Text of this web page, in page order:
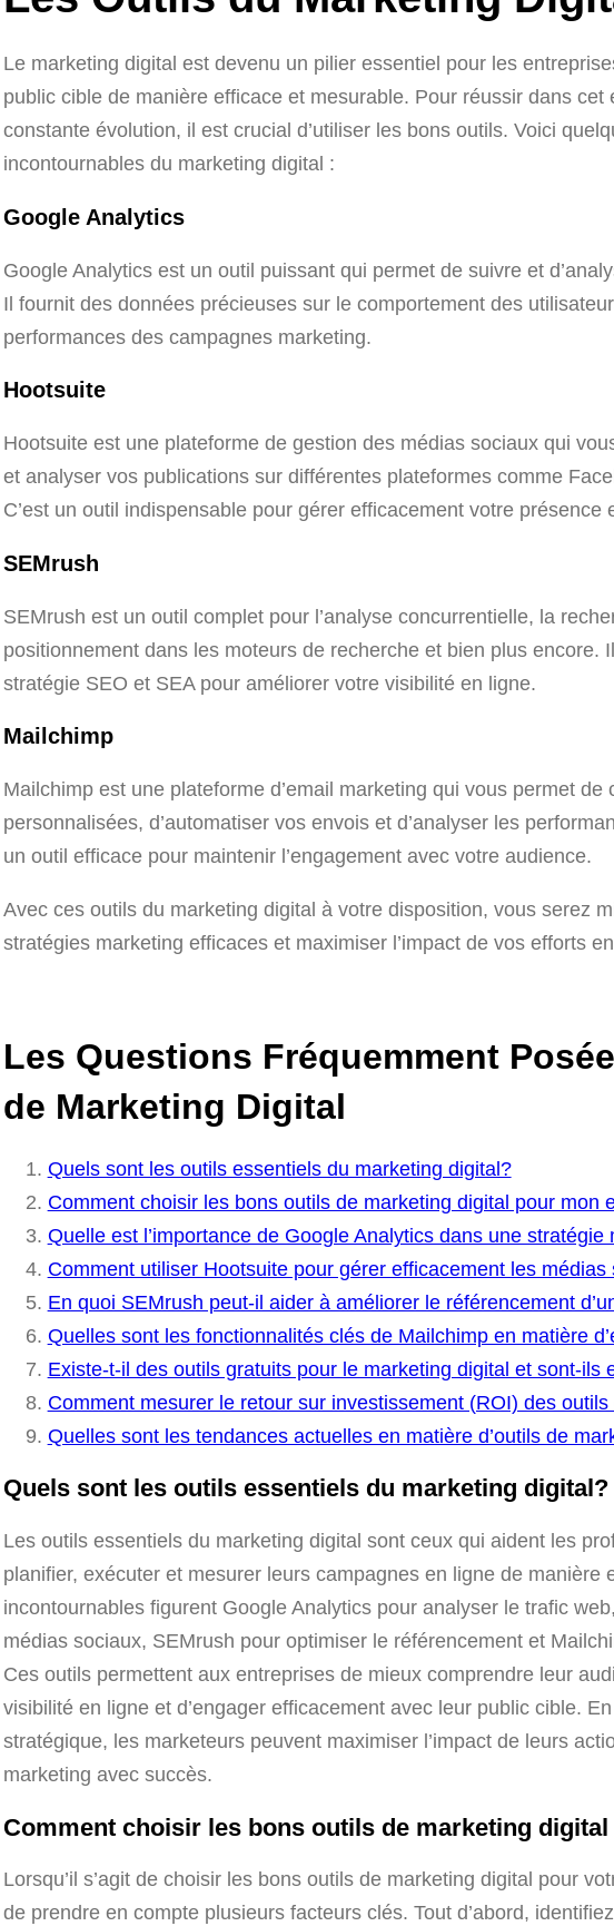
Le marketing digital est devenu un pilier essentiel pour les
public cible de manière efficace et mesurable. Pour réussir dans cet
constante évolution, il est crucial d’utiliser les bons outils. Voici
incontournables du marketing digital :
Google Analytics
Google Analytics est un outil puissant qui permet de suivre et
Il fournit des données précieuses sur le comportement des
performances des campagnes marketing.
Hootsuite
Hootsuite est une plateforme de gestion des médias sociaux qui
et analyser vos publications sur différentes plateformes comme
C’est un outil indispensable pour gérer efficacement votre présence
SEMrush
SEMrush est un outil complet pour l’analyse concurrentielle, la
positionnement dans les moteurs de recherche et bien plus encore.
stratégie SEO et SEA pour améliorer votre visibilité en ligne.
Mailchimp
Mailchimp est une plateforme d’email marketing qui vous permet de
personnalisées, d’automatiser vos envois et d’analyser les
un outil efficace pour maintenir l’engagement avec votre audience.
Avec ces outils du marketing digital à votre disposition, vous serez
stratégies marketing efficaces et maximiser l’impact de vos efforts
Les Questions Fréquemment
de Marketing Digital
Quels sont les outils essentiels du marketing digital?
Comment choisir les bons outils de marketing digital pour mon
Quelle est l’importance de Google Analytics dans une stratégie
Comment utiliser Hootsuite pour gérer efficacement les
En quoi SEMrush peut-il aider à améliorer le référencement
Quelles sont les fonctionnalités clés de Mailchimp en matière
Existe-t-il des outils gratuits pour le marketing digital et sont-ils
Comment mesurer le retour sur investissement (ROI) des
Quelles sont les tendances actuelles en matière d’outils de
Quels sont les outils essentiels du marketing digital?
Les outils essentiels du marketing digital sont ceux qui aident les
planifier, exécuter et mesurer leurs campagnes en ligne de manière
incontournables figurent Google Analytics pour analyser le trafic
médias sociaux, SEMrush pour optimiser le référencement et
Ces outils permettent aux entreprises de mieux comprendre leur
visibilité en ligne et d’engager efficacement avec leur public cible.
stratégique, les marketeurs peuvent maximiser l’impact de leurs
marketing avec succès.
Comment choisir les bons outils de marketing
Lorsqu’il s’agit de choisir les bons outils de marketing digital pour
de prendre en compte plusieurs facteurs clés. Tout d’abord,